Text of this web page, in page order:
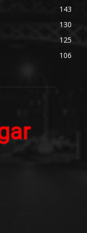
143
130
125
106